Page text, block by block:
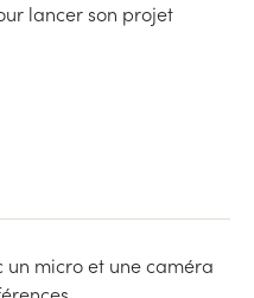
lancer son projet
micro et une caméra